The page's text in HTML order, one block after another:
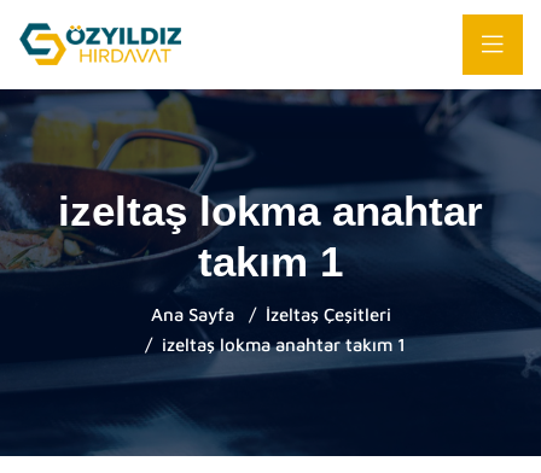
izeltaş lokma anahtar
takım 1
Ana Sayfa
İzeltaş Çeşitleri
izeltaş lokma anahtar takım 1